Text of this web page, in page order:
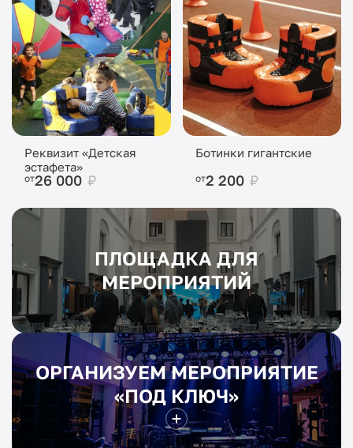
Реквизит «Детская
эстафета»
от26 000 ₽
Ботинки гигантские
от2 200 ₽
ПЛОЩАДКА ДЛЯ
МЕРОПРИЯТИЙ
ОРГАНИЗУЕМ МЕРОПРИЯТИЕ
«ПОД КЛЮЧ»